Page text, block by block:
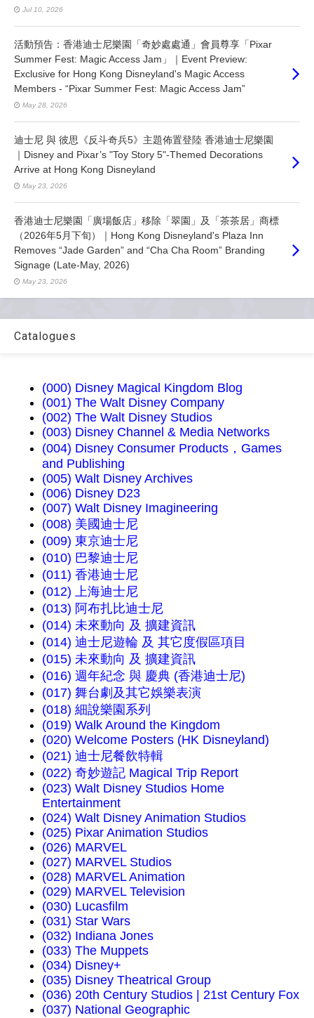
Jul 10, 2026
活動預告：香港迪士尼樂園「奇妙處處通」會員尊享「Pixar
Summer Fest: Magic Access Jam」｜Event Preview:
Exclusive for Hong Kong Disneyland's Magic Access
Members - “Pixar Summer Fest: Magic Access Jam”
May 28, 2026
迪士尼 與 彼思《反斗奇兵5》主題佈置登陸 香港迪士尼樂園
｜Disney and Pixar’s "Toy Story 5"-Themed Decorations
Arrive at Hong Kong Disneyland
May 23, 2026
香港迪士尼樂園「廣場飯店」移除「翠園」及「茶茶居」商標
（2026年5月下旬）｜Hong Kong Disneyland's Plaza Inn
Removes “Jade Garden” and “Cha Cha Room” Branding
Signage (Late-May, 2026)
May 23, 2026
Catalogues
(000) Disney Magical Kingdom Blog
(001) The Walt Disney Company
(002) The Walt Disney Studios
(003) Disney Channel & Media Networks
(004) Disney Consumer Products，Games
and Publishing
(005) Walt Disney Archives
(006) Disney D23
(007) Walt Disney Imagineering
(008) 美國迪士尼
(009) 東京迪士尼
(010) 巴黎迪士尼
(011) 香港迪士尼
(012) 上海迪士尼
(013) 阿布扎比迪士尼
(014) 未來動向 及 擴建資訊
(014) 迪士尼遊輪 及 其它度假區項目
(015) 未來動向 及 擴建資訊
(016) 週年紀念 與 慶典 (香港迪士尼)
(017) 舞台劇及其它娛樂表演
(018) 細說樂園系列
(019) Walk Around the Kingdom
(020) Welcome Posters (HK Disneyland)
(021) 迪士尼餐飲特輯
(022) 奇妙遊記 Magical Trip Report
(023) Walt Disney Studios Home
Entertainment
(024) Walt Disney Animation Studios
(025) Pixar Animation Studios
(026) MARVEL
(027) MARVEL Studios
(028) MARVEL Animation
(029) MARVEL Television
(030) Lucasfilm
(031) Star Wars
(032) Indiana Jones
(033) The Muppets
(034) Disney+
(035) Disney Theatrical Group
(036) 20th Century Studios | 21st Century Fox
(037) National Geographic